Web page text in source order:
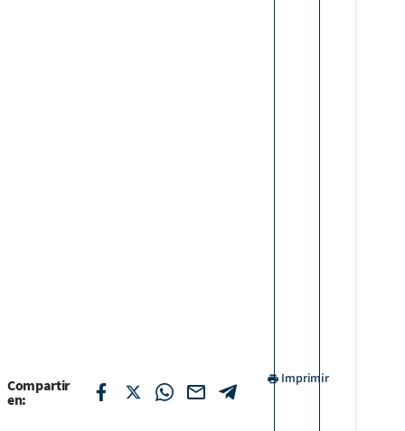
Compartir
en:
Imprimir